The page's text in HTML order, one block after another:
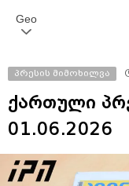
Geo
პრესის მიმოხილვა
ქართული
01.06.2026